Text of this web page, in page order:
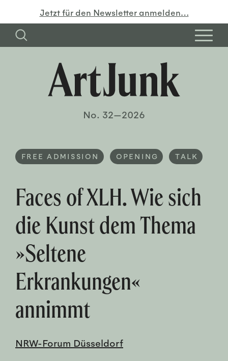
Jetzt für den Newsletter anmelden…
No. 32—2026
FREE ADMISSION OPENING TALK
Faces of XLH. Wie sich
die Kunst dem Thema
»Seltene
Erkrankungen«
annimmt
NRW-Forum Düsseldorf